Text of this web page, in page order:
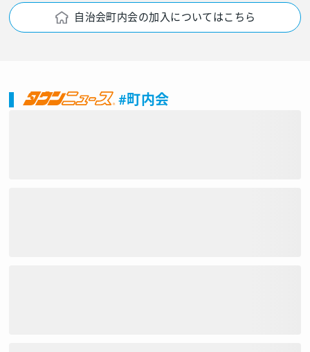
自治会町内会の加入についてはこちら
#町内会